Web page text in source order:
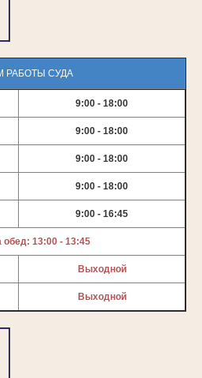
РАБОТЫ СУДА
9:00 - 18:00
9:00 - 18:00
9:00 - 18:00
9:00 - 18:00
9:00 - 16:45
обед: 13:00 - 13:45
Выходной
Выходной